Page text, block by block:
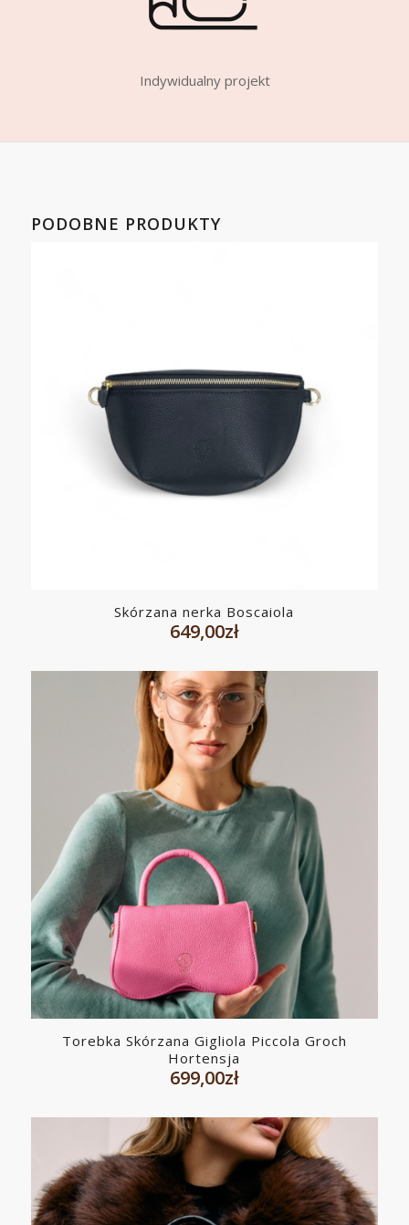
Indywidualny projekt
PODOBNE PRODUKTY
Skórzana nerka Boscaiola
649,00zł
Torebka Skórzana Gigliola Piccola Groch
Hortensja
699,00zł